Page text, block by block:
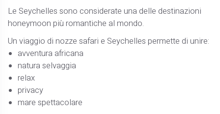
Le Seychelles sono considerate una delle destinazioni
honeymoon più romantiche al mondo.
Un viaggio di nozze safari e Seychelles permette di unire:
avventura africana
natura selvaggia
relax
privacy
mare spettacolare